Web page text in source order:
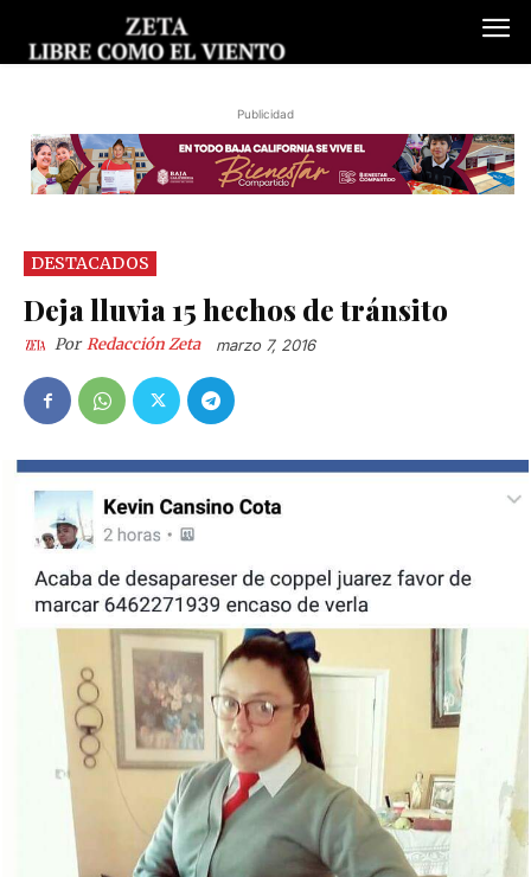
Publicidad
DESTACADOS
Deja lluvia 15 hechos de tránsito
Por Redacción Zeta marzo 7, 2016